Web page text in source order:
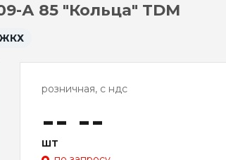
А 85 "Кольца" TDM
ЖКХ
розничная, с ндс
-- --
шт